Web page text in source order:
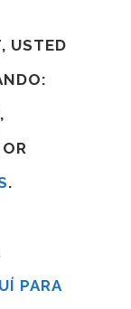
USTED
,
OR
.
PARA